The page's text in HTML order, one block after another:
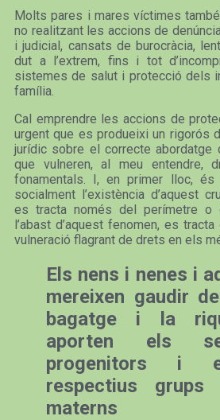
Molts pares i mares víctimes també
no realitzant les accions de
i judicial, cansats de burocràcia,
dut a l’extrem, fins i tot
sistemes de salut i protecció dels
família.
Cal emprendre les accions de
urgent que es produeixi un rigorós
jurídic sobre el correcte abordatge
que vulneren, al meu entendre,
fonamentals. I, en primer lloc, és
socialment l’existència d’aquest
es tracta només del perímetre o
l’abast d’aquest fenomen, es
vulneració flagrant de drets en els
Els nens i nenes i
mereixen gaudir
bagatge i la
aporten els
progenitors i
respectius
materns